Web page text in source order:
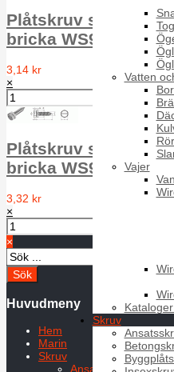
Vatten
Vajer
Skruv
Plåtskruv
bricka WS9230 A2
3,14 kr
×
Plåtskruv
bricka WS9230 A2
3,32 kr
×
×
Huvudmeny
Hem
Marin
Skruv
Ansatsskruvar